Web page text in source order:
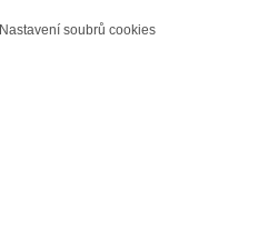
Nastavení soubrů cookies